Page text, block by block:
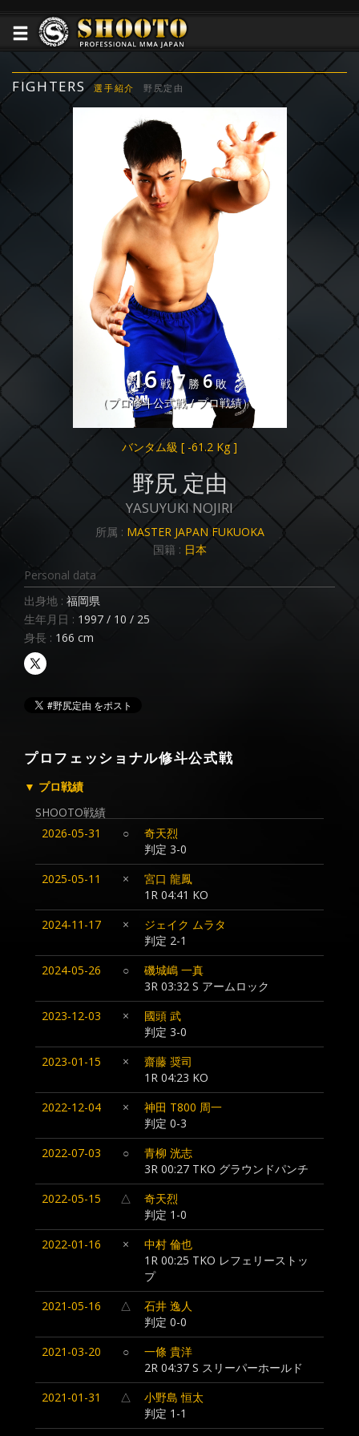
FIGHTERS 選手紹介 野尻定由
16 戦 7 勝 6 敗
（プロ修斗公式戦 / プロ戦績）
バンタム級 [ -61.2 Kg ]
野尻 定由
YASUYUKI NOJIRI
所属 : MASTER JAPAN FUKUOKA
国籍 : 日本
Personal data
出身地 : 福岡県
生年月日 : 1997 / 10 / 25
身長 : 166 cm
プロフェッショナル修斗公式戦
▼ プロ戦績
SHOOTO戦績
2026-05-31
○
奇天烈
判定 3-0
2025-05-11
×
宮口 龍鳳
1R 04:41 KO
2024-11-17
×
ジェイク ムラタ
判定 2-1
2024-05-26
○
磯城嶋 一真
3R 03:32 S アームロック
2023-12-03
×
國頭 武
判定 3-0
2023-01-15
×
齋藤 奨司
1R 04:23 KO
2022-12-04
×
神田 T800 周一
判定 0-3
2022-07-03
○
青柳 洸志
3R 00:27 TKO グラウンドパンチ
2022-05-15
△
奇天烈
判定 1-0
2022-01-16
×
中村 倫也
1R 00:25 TKO レフェリーストッ
プ
2021-05-16
△
石井 逸人
判定 0-0
2021-03-20
○
一條 貴洋
2R 04:37 S スリーパーホールド
2021-01-31
△
小野島 恒太
判定 1-1